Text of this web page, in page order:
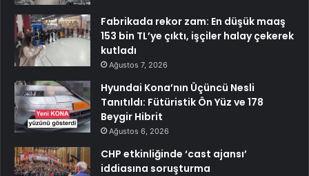
Fabrikada rekor zam: En düşük maaş
153 bin TL’ye çıktı, işçiler halay çekerek
kutladı
Ağustos 7, 2026
Hyundai Kona’nın Üçüncü Nesli
Tanıtıldı: Fütüristik Ön Yüz ve 178
Beygir Hibrit
Ağustos 6, 2026
CHP etkinliğinde ‘cast ajansı’
iddiasına soruşturma